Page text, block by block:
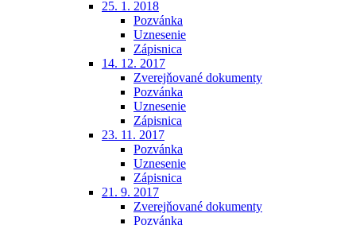
25. 1. 2018
Pozvánka
Uznesenie
Zápisnica
14. 12. 2017
Zverejňované dokumenty
Pozvánka
Uznesenie
Zápisnica
23. 11. 2017
Pozvánka
Uznesenie
Zápisnica
21. 9. 2017
Zverejňované dokumenty
Pozvánka